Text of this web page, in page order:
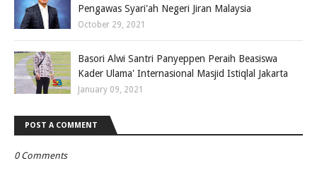
Pengawas Syari'ah Negeri Jiran Malaysia
October 29, 2021
Basori Alwi Santri Panyeppen Peraih Beasiswa
Kader Ulama' Internasional Masjid Istiqlal Jakarta
January 09, 2021
POST A COMMENT
0 Comments